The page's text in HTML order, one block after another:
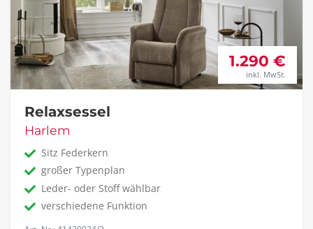
1.290 €
inkl. MwSt.
Relaxsessel
Harlem
Sitz Federkern
großer Typenplan
Leder- oder Stoff wählbar
verschiedene Funktion